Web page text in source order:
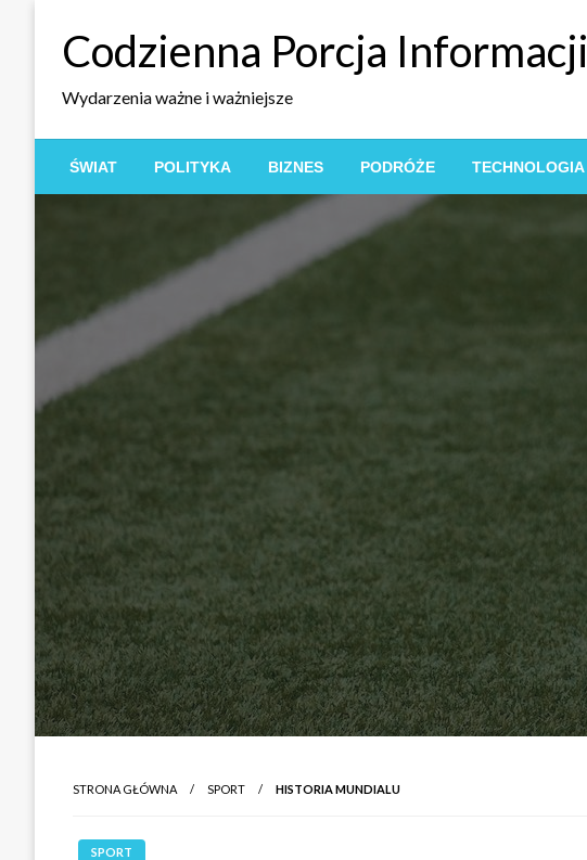
Codzienna Porcja Informacji
Wydarzenia ważne i ważniejsze
ŚWIAT POLITYKA BIZNES PODRÓŻE TECHNOLOGIA
STRONA GŁÓWNA SPORT HISTORIA MUNDIALU
SPORT